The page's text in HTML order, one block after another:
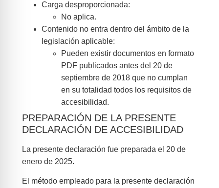
Carga desproporcionada:
No aplica.
Contenido no entra dentro del ámbito de la
legislación aplicable:
Pueden existir documentos en formato
PDF publicados antes del 20 de
septiembre de 2018 que no cumplan
en su totalidad todos los requisitos de
accesibilidad.
PREPARACIÓN DE LA PRESENTE
DECLARACIÓN DE ACCESIBILIDAD
La presente declaración fue preparada el 20 de
enero de 2025.
El método empleado para la presente declaración